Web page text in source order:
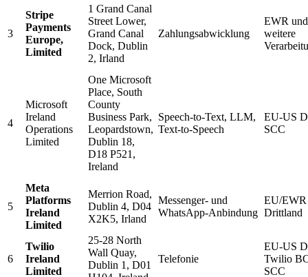
3
Stripe
Payments
Europe,
Limited
1 Grand Canal
Street Lower,
Grand Canal
Dock, Dublin
2, Irland
Zahlungsabwicklung
EWR
weitere
4
Microsoft
Ireland
Operations
Limited
One Microsoft
Place, South
County
Business Park,
Leopardstown,
Dublin 18,
D18 P521,
Ireland
Speech-to-Text, LLM,
Text-to-Speech
EU-US
SCC
5
Meta
Platforms
Ireland
Limited
Merrion Road,
Dublin 4, D04
X2K5, Irland
Messenger- und
WhatsApp-Anbindung
EU/
Drittland
6
Twilio
Ireland
Limited
25-28 North
Wall Quay,
Dublin 1, D01
Telefonie
EU-US
Twilio
SCC